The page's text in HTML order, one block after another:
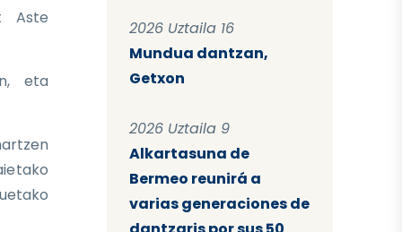
Aste
eta
2026 Uztaila 16
Mundua dantzan,
Getxon
2026 Uztaila 9
Alkartasuna de
Bermeo reunirá a
varias generaciones de